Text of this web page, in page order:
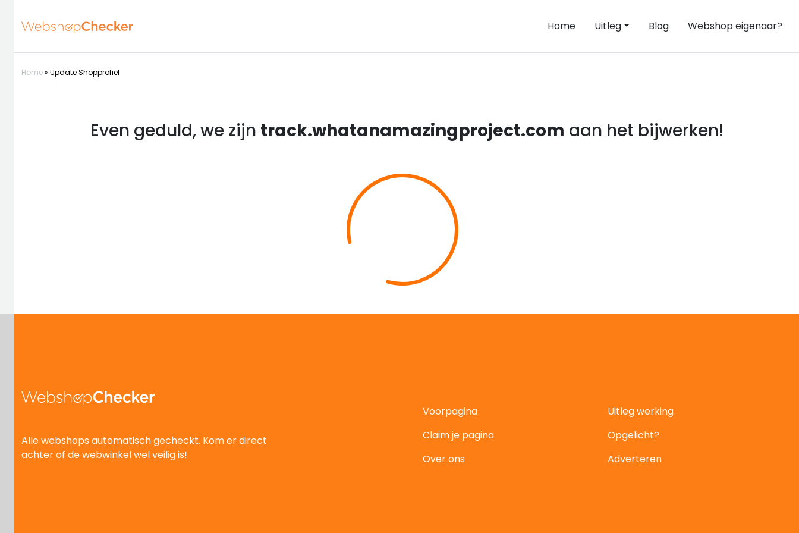
Home Uitleg Blog Webshop eigenaar?
Home» Update Shopprofiel
Even geduld, we zijn track.whatanamazingproject.com aan het bijwerken!
Alle webshops automatisch gecheckt. Kom er direct
achter of de webwinkel wel veilig is!
Voorpagina
Uitleg werking
Claim je pagina
Opgelicht?
Over ons
Adverteren